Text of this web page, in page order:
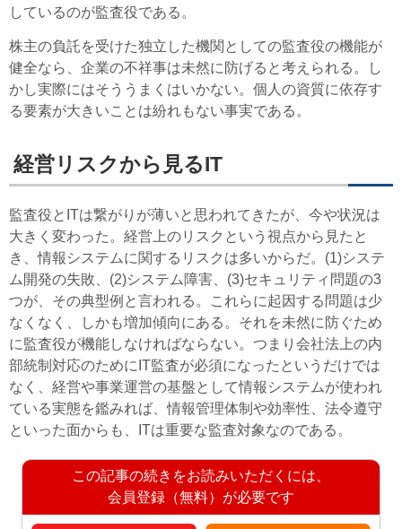
しているのが監査役である。
株主の負託を受けた独立した機関としての監査役の機能が
健全なら、企業の不祥事は未然に防げると考えられる。し
かし実際にはそううまくはいかない。個人の資質に依存す
る要素が大きいことは紛れもない事実である。
経営リスクから見るIT
監査役とITは繋がりが薄いと思われてきたが、今や状況は
大きく変わった。経営上のリスクという視点から見たと
き、情報システムに関するリスクは多いからだ。(1)システ
ム開発の失敗、(2)システム障害、(3)セキュリティ問題の3
つが、その典型例と言われる。これらに起因する問題は少
なくなく、しかも増加傾向にある。それを未然に防ぐため
に監査役が機能しなければならない。つまり会社法上の内
部統制対応のためにIT監査が必須になったというだけでは
なく、経営や事業運営の基盤として情報システムが使われ
ている実態を鑑みれば、情報管理体制や効率性、法令遵守
といった面からも、ITは重要な監査対象なのである。
この記事の続きをお読みいただくには、
会員登録（無料）が必要です